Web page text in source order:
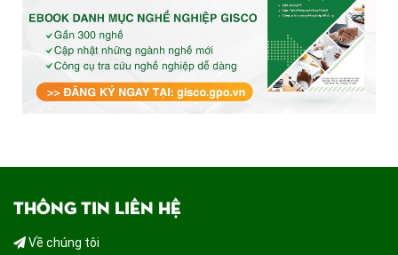
THÔNG TIN LIÊN HỆ
Về chúng tôi